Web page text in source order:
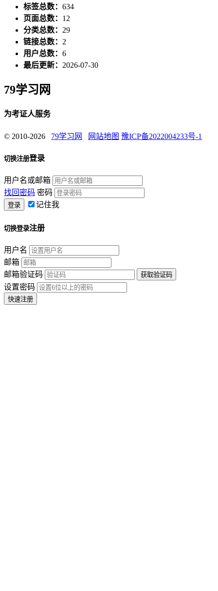
标签总数： 634
页面总数： 12
分类总数： 29
链接总数： 2
用户总数： 6
最后更新： 2026-07-30
79学习网
为考证人服务
© 2010-2026 79学习网 网站地图 豫ICP备2022004233号-1
切换注册登录
用户名或邮箱
找回密码 密码
记住我
切换登录注册
用户名
邮箱
邮箱验证码
设置密码